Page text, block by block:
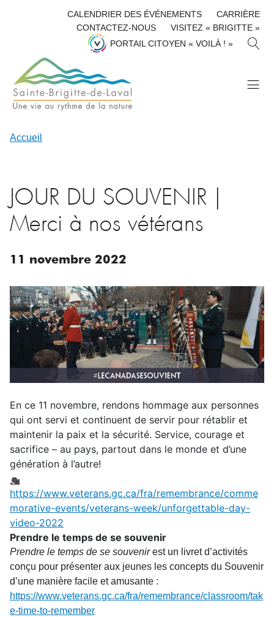
CALENDRIER DES ÉVÉNEMENTS
CARRIÈRE
CONTACTEZ-NOUS
VISITEZ « BRIGITTE »
PORTAIL CITOYEN « VOILÀ ! »
H
Accueil
JOUR DU SOUVENIR |
Merci à nos vétérans
11 novembre 2022
En ce 11 novembre, rendons hommage aux personnes
qui ont servi et continuent de servir pour rétablir et
maintenir la paix et la sécurité. Service, courage et
sacrifice – au pays, partout dans le monde et d’une
génération à l’autre!
https://www.veterans.gc.ca/fra/remembrance/comme
morative-events/veterans-week/unforgettable-day-
video-2022
Prendre le temps de se souvenir
Prendre le temps de se souvenirest un livret d’activités
conçu pour présenter aux jeunes les concepts du Souvenir
d’une manière facile et amusante :
https://www.veterans.gc.ca/fra/remembrance/classroom/tak
e-time-to-remember